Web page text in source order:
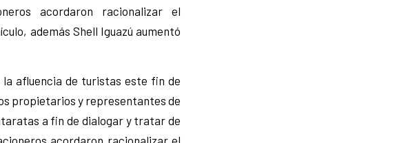
acordaron racionalizar el
además Shell Iguazú aumentó
afluencia de turistas este fin de
propietarios y representantes de
a fin de dialogar y tratar de